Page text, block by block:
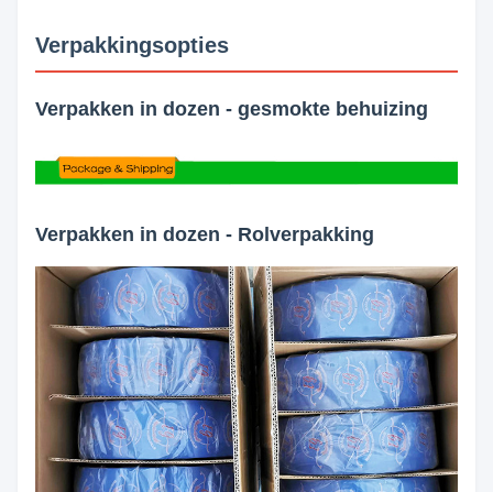
Verpakkingsopties
Verpakken in dozen - gesmokte behuizing
Verpakken in dozen - Rolverpakking